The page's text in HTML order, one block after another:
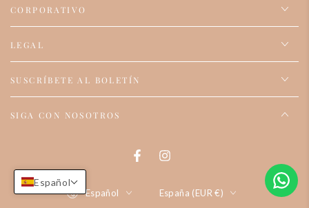
CORPORATIVO
LEGAL
SUSCRÍBETE AL BOLETÍN
SIGA CON NOSOTROS
FacebookInstagram
Idioma
Español España (EUR €)
Español